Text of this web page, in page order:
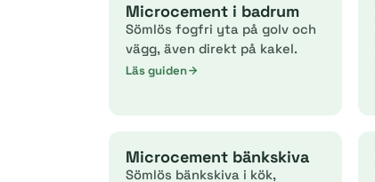
Microcement i badrum
Sömlös fogfri yta på golv och
vägg, även direkt på kakel.
Läs guiden
Microcement bänkskiva
Sömlös bänkskiva i kök,